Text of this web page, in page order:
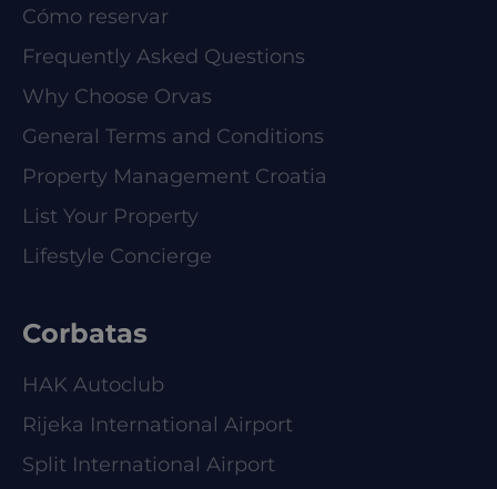
Cómo reservar
Frequently Asked Questions
Why Choose Orvas
General Terms and Conditions
Property Management Croatia
List Your Property
Lifestyle Concierge
Corbatas
HAK Autoclub
Rijeka International Airport
Split International Airport